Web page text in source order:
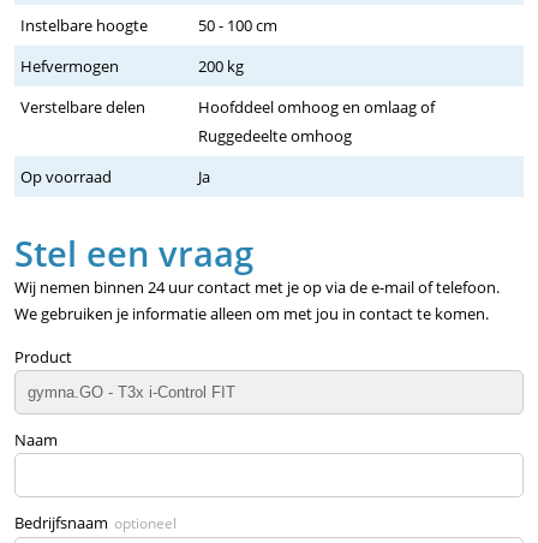
Instelbare hoogte
50 - 100 cm
Hefvermogen
200 kg
Verstelbare delen
Hoofddeel omhoog en omlaag of
Ruggedeelte omhoog
Op voorraad
Ja
Stel een vraag
Wij nemen binnen 24 uur contact met je op via de e-mail of telefoon.
We gebruiken je informatie alleen om met jou in contact te komen.
Product
Naam
Bedrijfsnaam optioneel